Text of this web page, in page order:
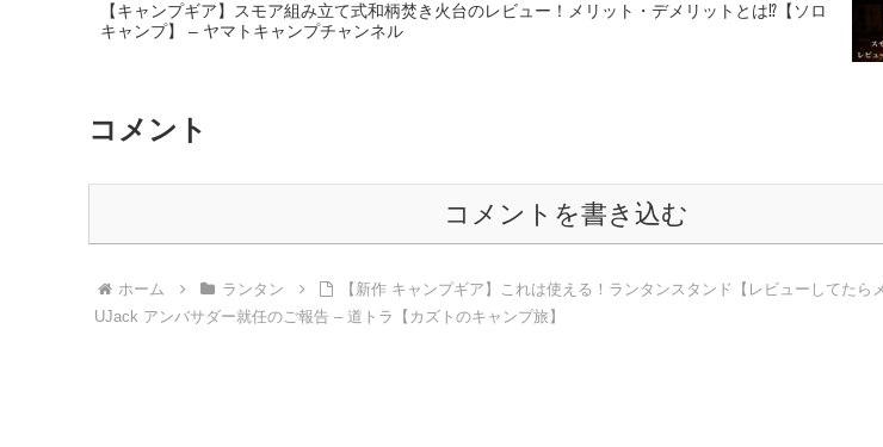
【キャンプギア】スモア組み立て式和柄焚き火台のレビュー！メリット・デメリットとは⁉【ソロ
キャンプ】 – ヤマトキャンプチャンネル
コメント
コメントを書き込む
ホーム ランタン
【新作 キャンプギア】これは使える！ランタンスタンド【レビューしてたら
UJack アンバサダー就任のご報告 – 道トラ【カズトのキャンプ旅】